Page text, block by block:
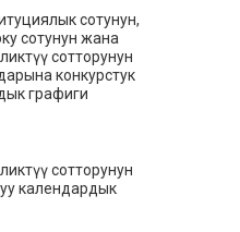
сотунун,
сотунун жана
сотторунун
конкурстук
графиги
сотторунун
календардык